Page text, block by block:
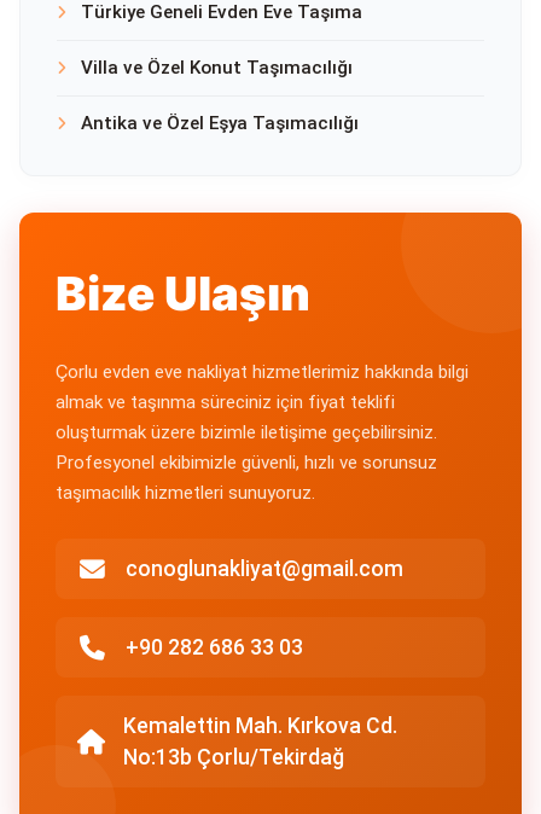
Türkiye Geneli Evden Eve Taşıma
Villa ve Özel Konut Taşımacılığı
Antika ve Özel Eşya Taşımacılığı
Bize Ulaşın
Çorlu evden eve nakliyat hizmetlerimiz hakkında bilgi
almak ve taşınma süreciniz için fiyat teklifi
oluşturmak üzere bizimle iletişime geçebilirsiniz.
Profesyonel ekibimizle güvenli, hızlı ve sorunsuz
taşımacılık hizmetleri sunuyoruz.
conoglunakliyat@gmail.com
+90 282 686 33 03
Kemalettin Mah. Kırkova Cd.
No:13b Çorlu/Tekirdağ